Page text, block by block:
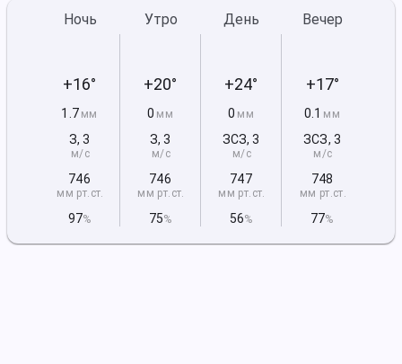
Ночь
+16°
1.7 мм
З,3
м/с
746
мм рт.ст.
97%
Утро
+20°
0 мм
З,3
м/с
746
мм рт.ст.
75%
День
+24°
0 мм
ЗСЗ,3
м/с
747
мм рт.ст.
56%
Вечер
+17°
0.1 мм
ЗСЗ, 3
м/с
748
мм рт.ст.
77%